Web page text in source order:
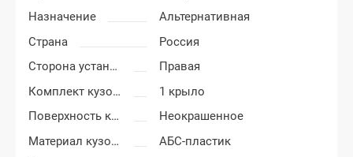
Назначение
Альтернативная
Страна
Россия
Сторона установки
Правая
Комплект кузовных деталей
1 крыло
Поверхность крыла
Неокрашенное
Материал кузовных деталей
АБС-пластик